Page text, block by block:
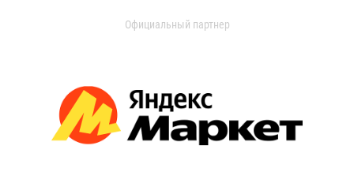
Официальный партнер